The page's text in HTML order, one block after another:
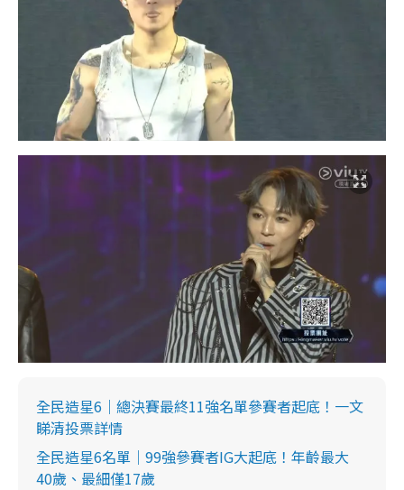
全民造星6｜總決賽最終11強名單參賽者起底！一文
睇清投票詳情
全民造星6名單｜99強參賽者IG大起底！年齡最大
40歲、最細僅17歲